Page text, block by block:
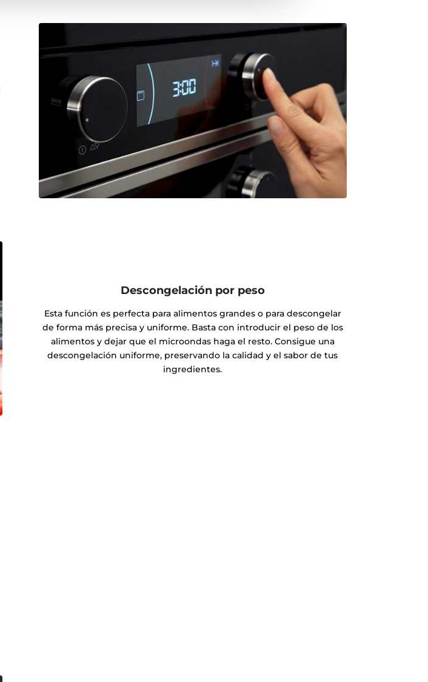
Descongelación por peso
Esta función es perfecta para alimentos grandes o para descongelar
de forma más precisa y uniforme. Basta con introducir el peso de los
alimentos y dejar que el microondas haga el resto. Consigue una
descongelación uniforme, preservando la calidad y el sabor de tus
ingredientes.